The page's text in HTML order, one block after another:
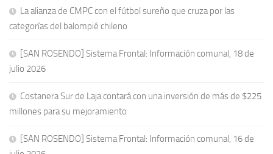
La alianza de CMPC con el fútbol sureño que cruza por las
categorías del balompié chileno
[SAN ROSENDO] Sistema Frontal: Información comunal, 18 de
julio 2026
Costanera Sur de Laja contará con una inversión de más de $225
millones para su mejoramiento
[SAN ROSENDO] Sistema Frontal: Información comunal, 16 de